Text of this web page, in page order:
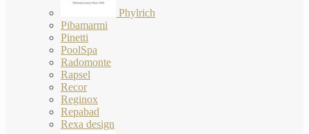
Phylrich
Pibamarmi
Pinetti
PoolSpa
Radomonte
Rapsel
Recor
Reginox
Repabad
Rexa design